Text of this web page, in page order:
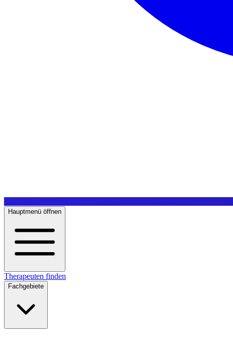
Hauptmenü öffnen
Therapeuten finden
Fachgebiete